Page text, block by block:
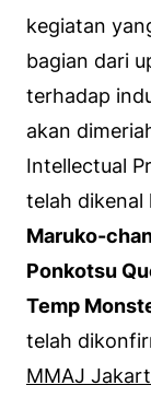
kegiatan
bagian dari
terhadap
akan
Intellectual
telah dikenal
Maruko-
Ponkotsu
Temp
telah
MMAJ